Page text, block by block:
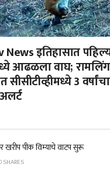
इतिहासात
आढळला वाघ; रामलिंग
सीसीटीव्हीमध्ये 3
पीक विम्याचे वाटप सुरू
SHARES